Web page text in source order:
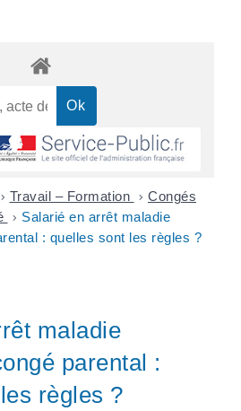
> Travail – Formation > Congés
> Salarié en arrêt maladie
: quelles sont les règles ?
maladie
parental :
règles ?